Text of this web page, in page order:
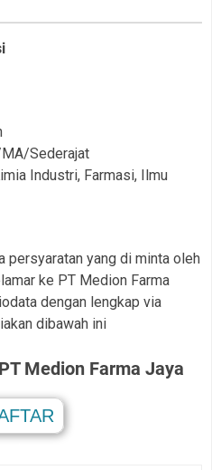
Sederajat
Industri, Farmasi, Ilmu
persyaratan yang di minta oleh
ke PT Medion Farma
dengan lengkap via
dibawah ini
Medion Farma Jaya
.